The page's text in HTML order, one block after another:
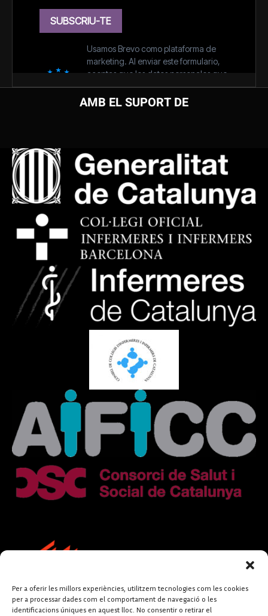
Per a oferir les millors experiències, utilitzem tecnologies com les cookies
per a processar dades com el comportament de navegació o les
identificacions úniques en aquest lloc. No consentir o retirar el
AMB EL SUPORT DE